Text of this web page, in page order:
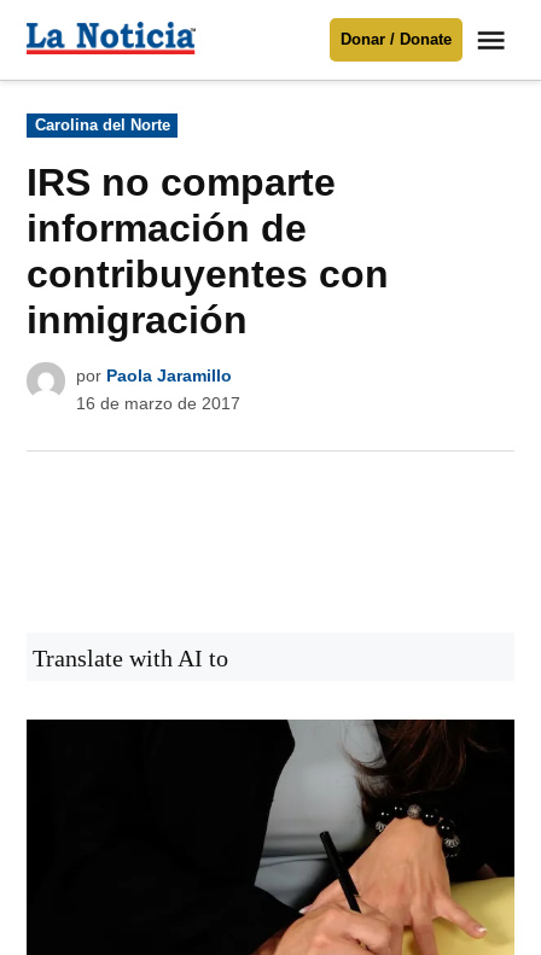
Para mantenerte informado necesitamos
Donar
contenido
Noticia
Donar / Donate
Publicado
en
Carolina del Norte
IRS no comparte
información de
contribuyentes con
inmigración
por Paola Jaramillo
16 de marzo de 2017
Translate with AI to